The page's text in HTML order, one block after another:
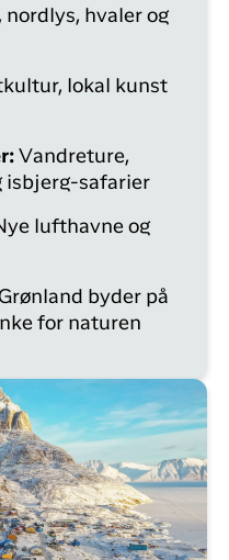
hvaler og
lokal kunst
Vandreture,
isbjerg-safarier
lufthavne og
byder på
for naturen